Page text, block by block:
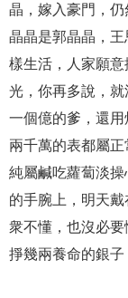
晶，嫁入豪門，
晶晶是郭晶晶，
樣生活，人家願
光，你再多說，就
一個億的爹，還用
兩千萬的表都屬
純屬鹹吃蘿蔔淡
的手腕上，明天
衆不懂，也沒必
掙幾兩養命的銀子